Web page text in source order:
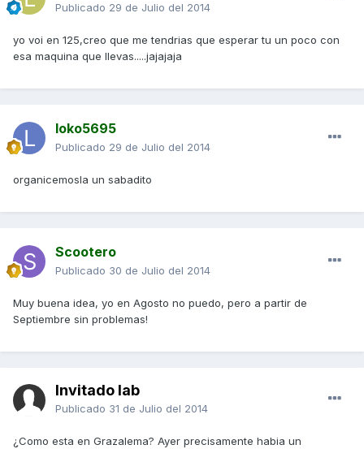
Publicado 29 de Julio del 2014
yo voi en 125,creo que me tendrias que esperar tu un poco con
esa maquina que llevas.....jajajaja
loko5695
Publicado 29 de Julio del 2014
organicemosla un sabadito
Scootero
Publicado 30 de Julio del 2014
Muy buena idea, yo en Agosto no puedo, pero a partir de
Septiembre sin problemas!
Invitado lab
Publicado 31 de Julio del 2014
¿Como esta en Grazalema? Ayer precisamente habia un